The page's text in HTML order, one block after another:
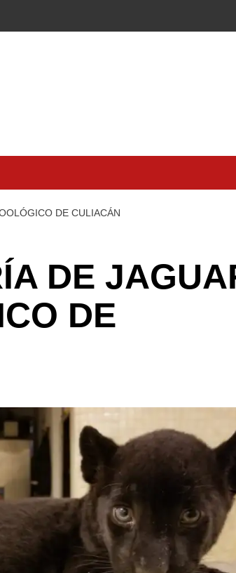
DE CULIACÁN
DE
DE